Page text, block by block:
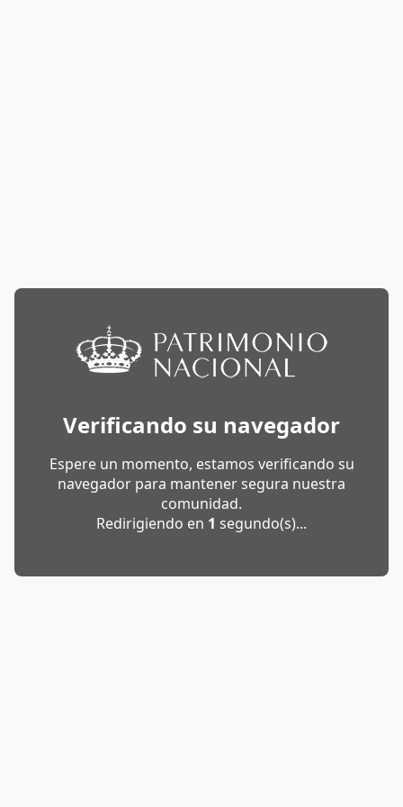
Verificando su navegador
Espere un momento, estamos verificando su
navegador para mantener segura nuestra
comunidad.
Redirigiendo en 1 segundo(s)...